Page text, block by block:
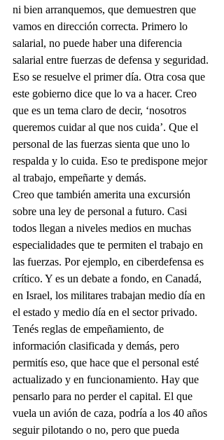
ni bien arranquemos, que demuestren que
vamos en dirección correcta. Primero lo
salarial, no puede haber una diferencia
salarial entre fuerzas de defensa y seguridad.
Eso se resuelve el primer día. Otra cosa que
este gobierno dice que lo va a hacer. Creo
que es un tema claro de decir, ‘nosotros
queremos cuidar al que nos cuida’. Que el
personal de las fuerzas sienta que uno lo
respalda y lo cuida. Eso te predispone mejor
al trabajo, empeñarte y demás.
Creo que también amerita una excursión
sobre una ley de personal a futuro. Casi
todos llegan a niveles medios en muchas
especialidades que te permiten el trabajo en
las fuerzas. Por ejemplo, en ciberdefensa es
crítico. Y es un debate a fondo, en Canadá,
en Israel, los militares trabajan medio día en
el estado y medio día en el sector privado.
Tenés reglas de empeñamiento, de
información clasificada y demás, pero
permitís eso, que hace que el personal esté
actualizado y en funcionamiento. Hay que
pensarlo para no perder el capital. El que
vuela un avión de caza, podría a los 40 años
seguir pilotando o no, pero que pueda